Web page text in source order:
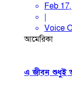
Feb
|
Voice
আমেরিকা
এ জীবন শুধুই